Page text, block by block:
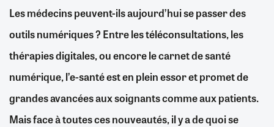
Les médecins peuvent-ils aujourd’hui se passer des
outils numériques ? Entre les téléconsultations, les
thérapies digitales, ou encore le carnet de santé
numérique, l’e-santé est en plein essor et promet de
grandes avancées aux soignants comme aux patients.
Mais face à toutes ces nouveautés, il y a de quoi se